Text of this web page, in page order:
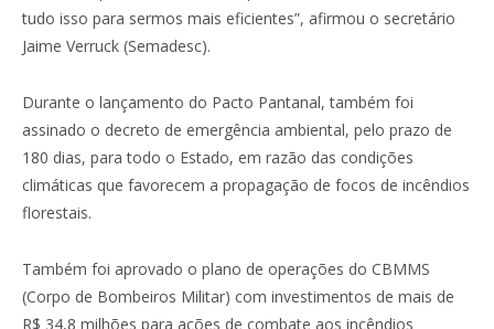
tudo isso para sermos mais eficientes”, afirmou o secretário
Jaime Verruck (Semadesc).
Durante o lançamento do Pacto Pantanal, também foi
assinado o decreto de emergência ambiental, pelo prazo de
180 dias, para todo o Estado, em razão das condições
climáticas que favorecem a propagação de focos de incêndios
florestais.
Também foi aprovado o plano de operações do CBMMS
(Corpo de Bombeiros Militar) com investimentos de mais de
R$ 34,8 milhões para ações de combate aos incêndios